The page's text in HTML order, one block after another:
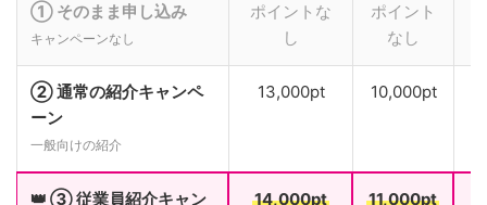
① そのまま申し込み
キャンペーンなし
ポイントな
し
ポイント
なし
② 通常の紹介キャンペ
ーン
一般向けの紹介
13,000pt 10,000pt
👑 ③ 従業員紹介キャン
14,000pt 11,000pt